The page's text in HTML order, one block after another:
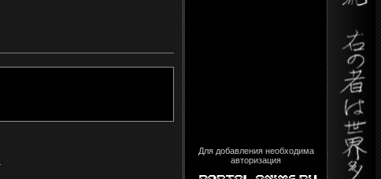
Для добавления необходима
авторизация